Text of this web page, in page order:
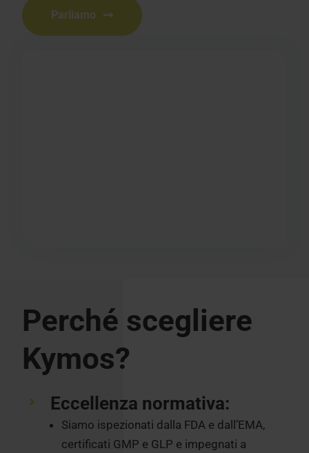
Parliamo
Perché scegliere
Kymos?
Eccellenza normativa:
Siamo ispezionati dalla FDA e dall’EMA,
certificati GMP e GLP e impegnati a